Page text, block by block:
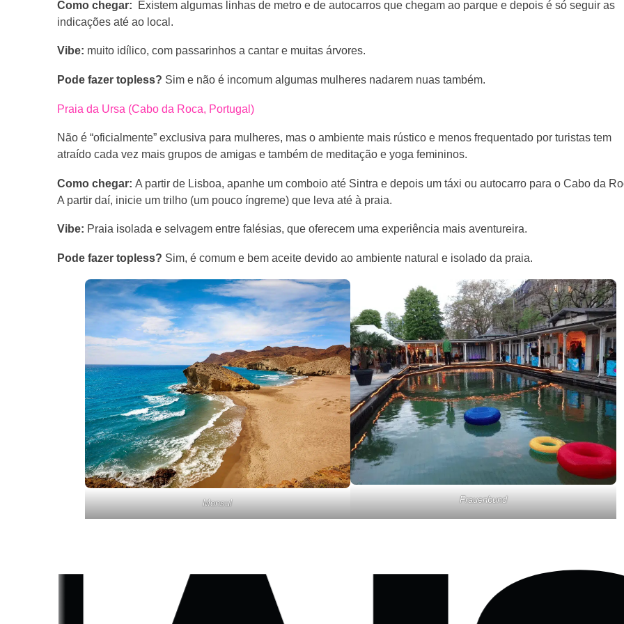
Como chegar:
Existem algumas linhas de metro e de autocarros que chegam ao parque e depois é só seguir as
indicações até ao local.
Vibe: muito idílico, com passarinhos a cantar e muitas árvores.
Pode fazer topless? Sim e não é incomum algumas mulheres nadarem nuas também.
Praia da Ursa (Cabo da Roca, Portugal)
Não é “oficialmente” exclusiva para mulheres, mas o ambiente mais rústico e menos frequentado por turistas tem
atraído cada vez mais grupos de amigas e também de meditação e yoga femininos.
Como chegar: A partir de Lisboa, apanhe um comboio até Sintra e depois um táxi ou autocarro para o Cabo da
A partir daí, inicie um trilho (um pouco íngreme) que leva até à praia.
Vibe: Praia isolada e selvagem entre falésias, que oferecem uma experiência mais aventureira.
Pode fazer topless? Sim, é comum e bem aceite devido ao ambiente natural e isolado da praia.
Monsul Frauenbund